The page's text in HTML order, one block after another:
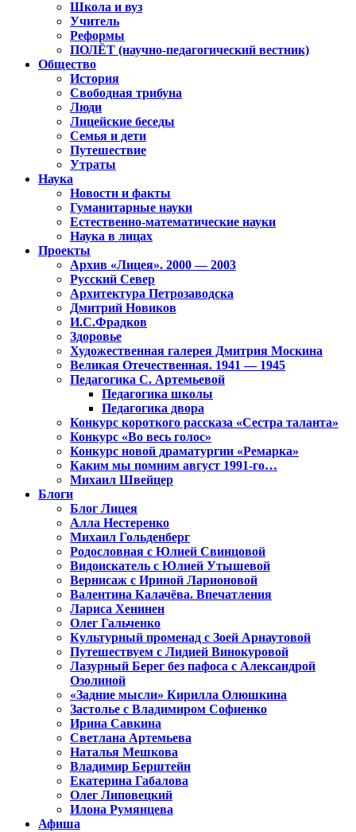
Школа и вуз
Учитель
Реформы
ПОЛЁТ (научно-педагогический вестник)
Общество
История
Свободная трибуна
Люди
Лицейские беседы
Семья и дети
Путешествие
Утраты
Наука
Новости и факты
Гуманитарные науки
Естественно-математические науки
Наука в лицах
Проекты
Архив «Лицея». 2000 — 2003
Русский Север
Архитектура Петрозаводска
Дмитрий Новиков
И.С.Фрадков
Здоровье
Художественная галерея Дмитрия Москина
Великая Отечественная. 1941 — 1945
Педагогика С. Артемьевой
Педагогика школы
Педагогика двора
Конкурс короткого рассказа «Сестра таланта»
Конкурс «Во весь голос»
Конкурс новой драматургии «Ремарка»
Каким мы помним август 1991-го…
Михаил Швейцер
Блоги
Блог Лицея
Алла Нестеренко
Михаил Гольденберг
Родословная с Юлией Свинцовой
Видоискатель с Юлией Утышевой
Вернисаж с Ириной Ларионовой
Валентина Калачёва. Впечатления
Лариса Хенинен
Олег Гальченко
Культурный променад с Зоей Арнаутовой
Путешествуем с Лидией Винокуровой
Лазурный Берег без пафоса с Александрой
Озолиной
«Задние мысли» Кирилла Олюшкина
Застолье с Владимиром Софиенко
Ирина Савкина
Светлана Артемьева
Наталья Мешкова
Владимир Берштейн
Екатерина Габалова
Олег Липовецкий
Илона Румянцева
Афиша